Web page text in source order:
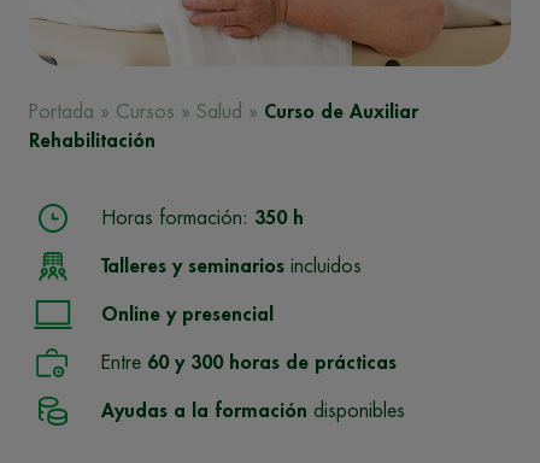
Portada » Cursos » Salud » Curso de Auxiliar
Rehabilitación
Horas formación: 350 h
Talleres y seminarios incluidos
Online y presencial
Entre 60 y 300 horas de prácticas
Ayudas a la formación disponibles